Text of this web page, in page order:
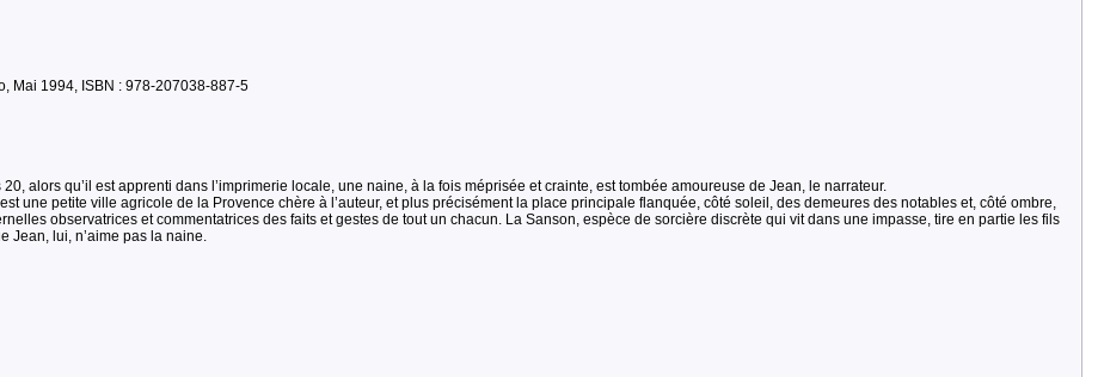
Mai 1994, ISBN : 978-207038-887-5
alors qu’il est apprenti dans l’imprimerie locale, une naine, à la fois méprisée et crainte, est tombée amoureuse de Jean, le narrateur.
une petite ville agricole de la Provence chère à l’auteur, et plus précisément la place principale flanquée, côté soleil, des demeures des notables et, côté ombre,
observatrices et commentatrices des faits et gestes de tout un chacun. La Sanson, espèce de sorcière discrète qui vit dans une impasse, tire en partie les fils
Jean, lui, n’aime pas la naine.